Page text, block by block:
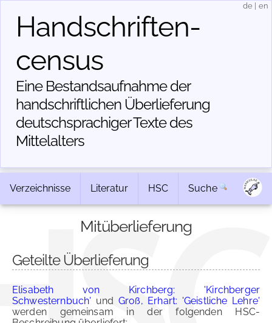
Handschriften­
census
Eine Bestandsaufnahme der
handschriftlichen Über­lieferung
deutschsprachiger Texte des
Mittelalters
de en
Verzeichnisse Literatur HSC Suche
Mitüberlieferung
Geteilte Überlieferung
Elisabeth von Kirchberg: 'Kirchberger
Schwesternbuch' und Groß, Erhart: 'Geistliche Lehre'
werden gemeinsam in der folgenden HSC-